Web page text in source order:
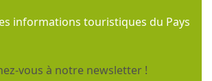
informations touristiques du Pays
vous à notre newsletter !